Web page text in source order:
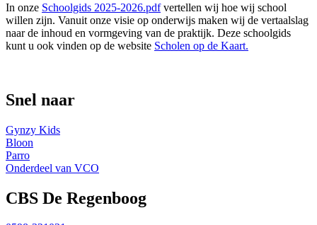
In onze Schoolgids 2025-2026.pdfvertellen wij hoe wij school
willen zijn. Vanuit onze visie op onderwijs maken wij de vertaalslag
naar de inhoud en vormgeving van de praktijk. Deze schoolgids
kunt u ook vinden op de website Scholen op de Kaart.
Snel naar
Gynzy Kids
Bloon
Parro
Onderdeel van VCO
CBS De Regenboog